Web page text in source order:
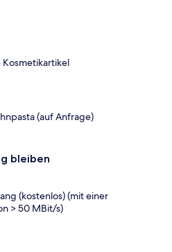
(auf Anfrage)
bleiben
(kostenlos) (mit einer
> 50 MBit/s)